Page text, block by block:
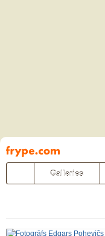
Pāriet
uz
saturu
Galleries